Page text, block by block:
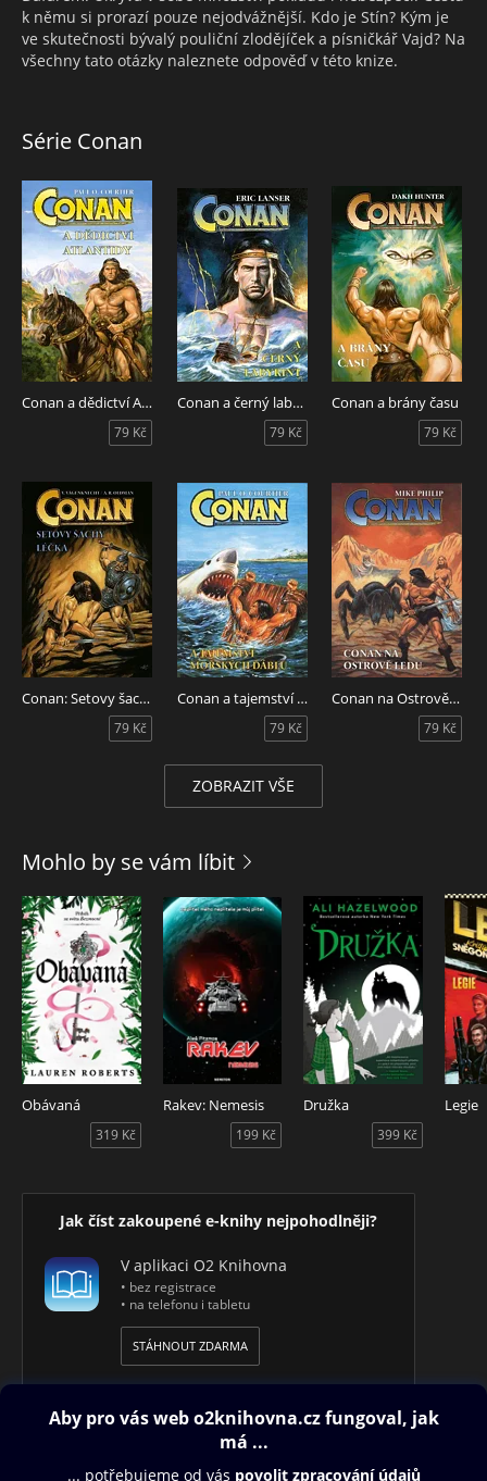
k němu si prorazí pouze nejodvážnější. Kdo je Stín? Kým je
ve skutečnosti bývalý pouliční zlodějíček a písničkář Vajd? Na
všechny tato otázky naleznete odpověď v této knize.
Série Conan
Conan a dědictví Atlantidy
79 Kč
Conan a černý labyrint
79 Kč
Conan a brány času
79 Kč
Conan: Setovy šachy/Léčka
79 Kč
Conan a tajemství mořských ďáblů
79 Kč
Conan na Ostrově ledu
79 Kč
ZOBRAZIT VŠE
Mohlo by se vám líbit
Obávaná
319 Kč
Rakev: Nemesis
199 Kč
Družka
399 Kč
Legie
Jak číst zakoupené e-knihy nejpohodlněji?
V aplikaci O2 Knihovna
• bez registrace
• na telefonu i tabletu
STÁHNOUT ZDARMA